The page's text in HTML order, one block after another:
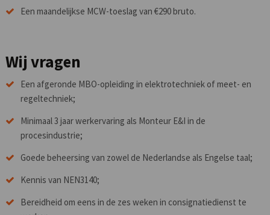
Een maandelijkse MCW-toeslag van €290 bruto.
Wij vragen
Een afgeronde MBO-opleiding in elektrotechniek of meet- en
regeltechniek;
Minimaal 3 jaar werkervaring als Monteur E&I in de
procesindustrie;
Goede beheersing van zowel de Nederlandse als Engelse taal;
Kennis van NEN3140;
Bereidheid om eens in de zes weken in consignatiedienst te